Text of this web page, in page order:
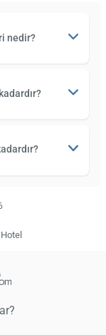
nedir?